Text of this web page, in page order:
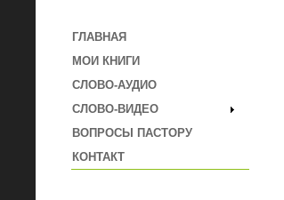
ГЛАВНАЯ
МОИ КНИГИ
СЛОВО-АУДИО
СЛОВО-ВИДЕО
ВОПРОСЫ ПАСТОРУ
КОНТАКТ